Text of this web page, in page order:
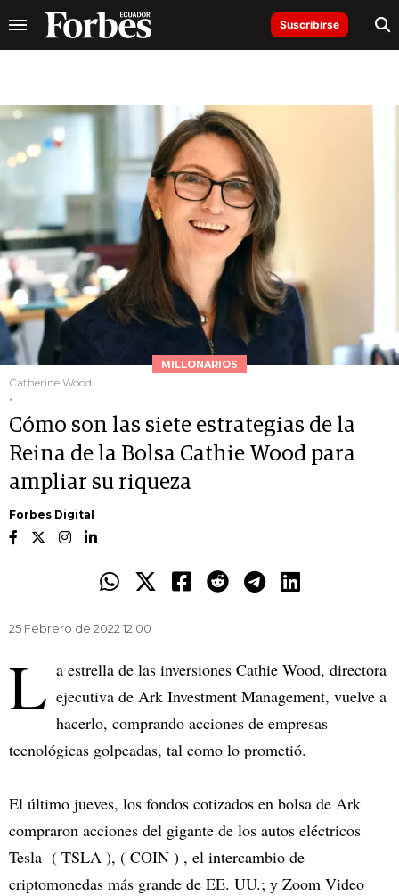
Suscribirse
MILLONARIOS
Catherine Wood.
.
Cómo son las siete estrategias de la
Reina de la Bolsa Cathie Wood para
ampliar su riqueza
Forbes Digital
25 Febrero de 2022 12.00
L a estrella de las inversiones Cathie Wood, directora
ejecutiva de Ark Investment Management, vuelve a
hacerlo, comprando acciones de empresas
tecnológicas golpeadas, tal como lo prometió.
El último jueves, los fondos cotizados en bolsa de Ark
compraron acciones del gigante de los autos eléctricos
Tesla ( TSLA ), ( COIN ) , el intercambio de
criptomonedas más grande de EE. UU.; y Zoom Video